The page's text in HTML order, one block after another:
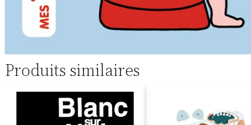
Produits similaires